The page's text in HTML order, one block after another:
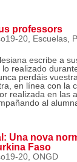
professors
20, Escuelas,
escribe a
realizado
perdáis
en línea con la
realizada en las
al
Una nova
Faso
20, ONGD